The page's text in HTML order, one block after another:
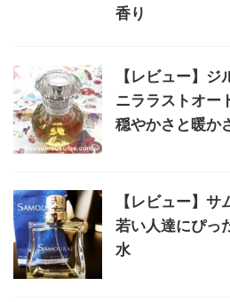
香り
【レビュー】
ニララストオー
穏やかさと暖か
【レビュー】
若い人達にぴっ
水